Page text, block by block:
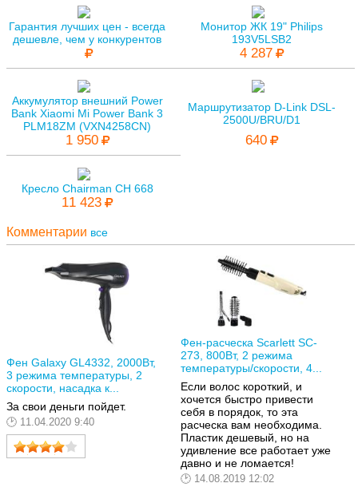
Гарантия лучших цен - всегда
дешевле, чем у конкурентов
Монитор ЖК 19" Philips
193V5LSB2
4 287
Аккумулятор внешний Power
Bank Xiaomi Mi Power Bank 3
PLM18ZM (VXN4258CN)
1 950
Маршрутизатор D-Link DSL-
2500U/BRU/D1
640
Кресло Chairman CH 668
11 423
Комментарии все
Фен Galaxy GL4332, 2000Вт,
3 режима температуры, 2
скорости, насадка к...
За свои деньги пойдет.
11.04.2020 9:40
Фен-расческа Scarlett SC-
273, 800Вт, 2 режима
температуры/скорости, 4...
Если волос короткий, и
хочется быстро привести
себя в порядок, то эта
расческа вам необходима.
Пластик дешевый, но на
удивление все работает уже
давно и не ломается!
14.08.2019 12:02